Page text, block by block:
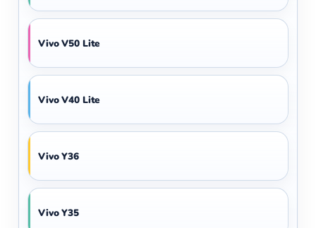
Vivo V50 Lite
Vivo V40 Lite
Vivo Y36
Vivo Y35